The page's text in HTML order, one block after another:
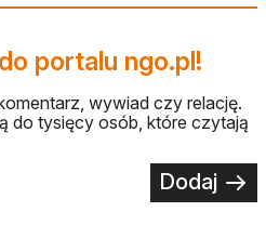
portalu ngo.pl!
wywiad czy relację.
do tysięcy osób, które czytają
Dodaj